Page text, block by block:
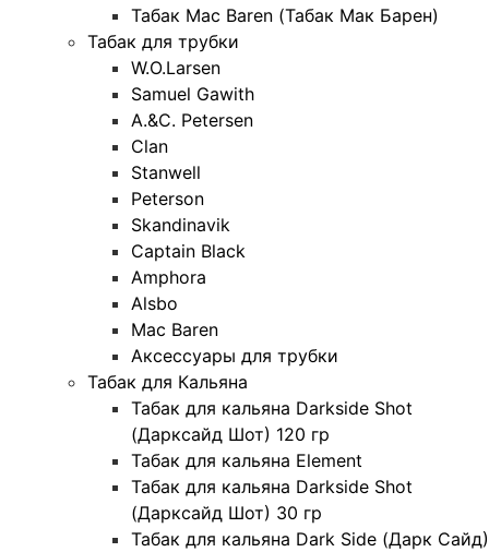
Табак Mac Baren (Табак Мак Барен)
Табак для трубки
W.O.Larsen
Samuel Gawith
A.&C. Petersen
Clan
Stanwell
Peterson
Skandinavik
Captain Black
Amphora
Alsbo
Mac Baren
Аксессуары для трубки
Табак для Кальяна
Табак для кальяна Darkside Shot
(Дарксайд Шот) 120 гр
Табак для кальяна Element
Табак для кальяна Darkside Shot
(Дарксайд Шот) 30 гр
Табак для кальяна Dark Side (Дарк Сайд)